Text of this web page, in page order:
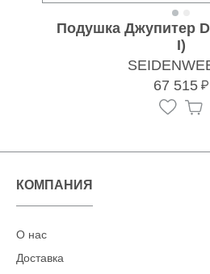
Подушка Джупитер
I)
67 515
КОМПАНИЯ
О нас
Доставка